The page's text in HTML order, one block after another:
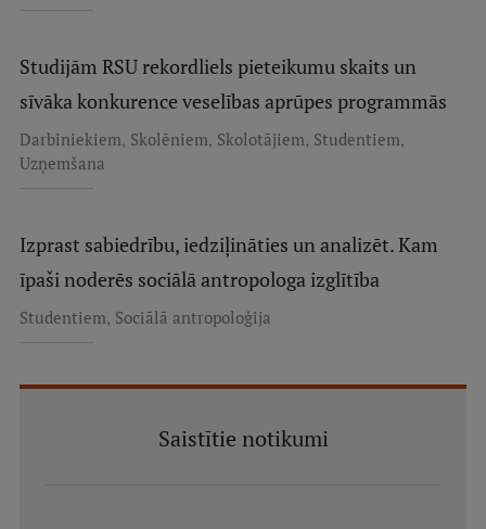
Studijām RSU rekordliels pieteikumu skaits un
sīvāka konkurence veselības aprūpes programmās
Darbiniekiem, Skolēniem, Skolotājiem, Studentiem,
Uzņemšana
Izprast sabiedrību, iedziļināties un analizēt. Kam
īpaši noderēs sociālā antropologa izglītība
Studentiem, Sociālā antropoloģija
Saistītie notikumi